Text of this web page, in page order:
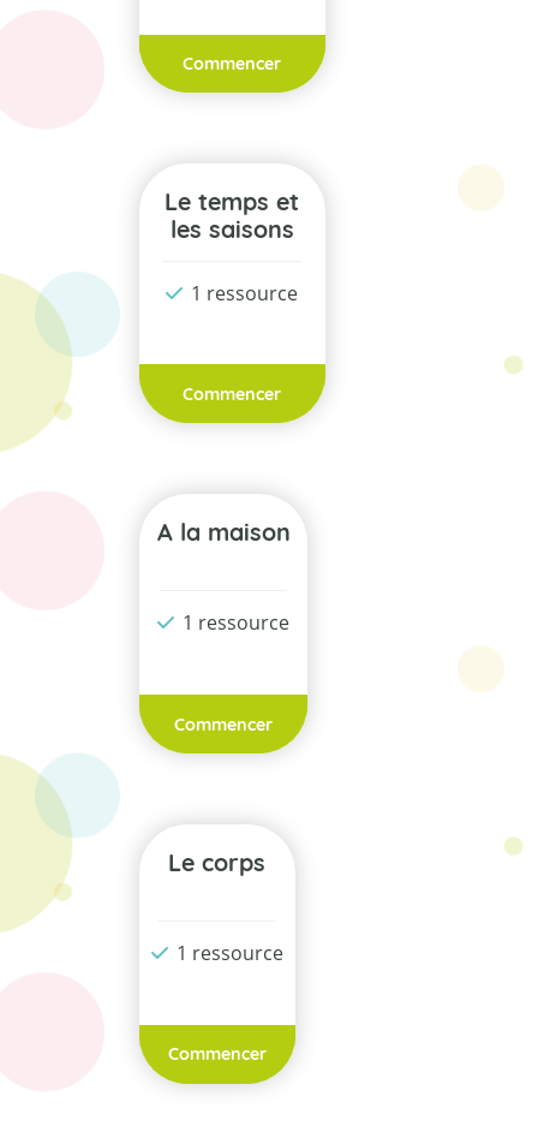
Commencer
Le temps et
les saisons
1 ressource
Commencer
A la maison
1 ressource
Commencer
Le corps
1 ressource
Commencer